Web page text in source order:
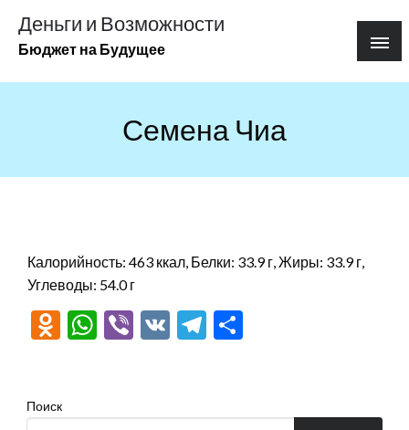
содержимому
Деньги и Возможности
Бюджет на Будущее
Семена Чиа
Калорийность: 463 ккал, Белки: 33.9 г, Жиры: 33.9 г,
Углеводы: 54.0 г
Odnoklassniki
WhatsApp
Viber
VK Telegram
Поиск